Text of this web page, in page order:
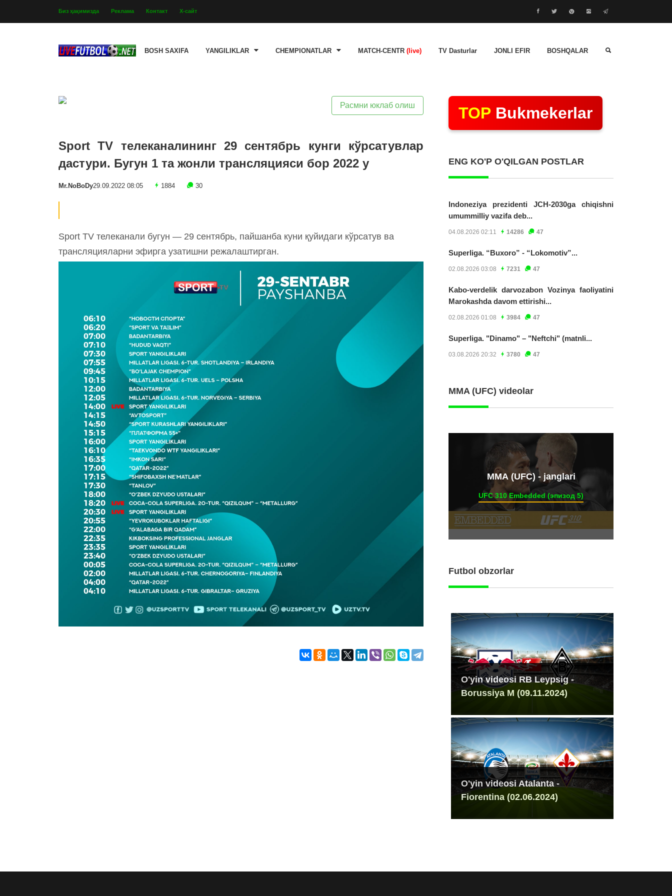
Биз ҳақимизда Реклама Контакт Х-сайт
BOSH SAXIFA YANGILIKLAR CHEMPIONATLAR MATCH-CENTR (live) TV Dasturlar JONLI EFIR BOSHQALAR
Расмни юклаб олиш
Sport TV телеканалининг 29 сентябрь кунги кўрсатувлар
дастури. Бугун 1 та жонли трансляцияси бор 2022 y
Mr.NoBoDy29.09.2022 08:05 1884 30
Sport TV телеканали бугун — 29 сентябрь, пайшанба куни қуйидаги кўрсатув ва
трансляцияларни эфирга узатишни режалаштирган.
TOP Bukmekerlar
ENG KO'P O'QILGAN POSTLAR
Indoneziya prezidenti JCH-2030ga chiqishni
umummilliy vazifa deb...
04.08.2026 02:11 14286 47
Superliga. “Buxoro” - “Lokomotiv”...
02.08.2026 03:08 7231 47
Kabo-verdelik darvozabon Vozinya faoliyatini
Marokashda davom ettirishi...
02.08.2026 01:08 3984 47
Superliga. "Dinamo" – "Neftchi" (matnli...
03.08.2026 20:32 3780 47
MMA (UFC) videolar
ММА (UFC) - janglari
UFC 310 Embedded (эпизод 5)
Futbol obzorlar
O'yin videosi RB Leypsig -
Borussiya M (09.11.2024)
O'yin videosi Atalanta -
Fiorentina (02.06.2024)